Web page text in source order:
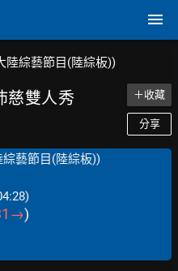
陸綜藝節目(陸綜板))
慈雙人秀 ＋收藏
分享
綜藝節目(陸綜板))
→)